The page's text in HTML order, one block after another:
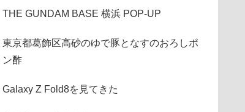
THE GUNDAM BASE 横浜 POP-UP
東京都葛飾区高砂のゆで豚となすのおろしポ
ン酢
Galaxy Z Fold8を見てきた